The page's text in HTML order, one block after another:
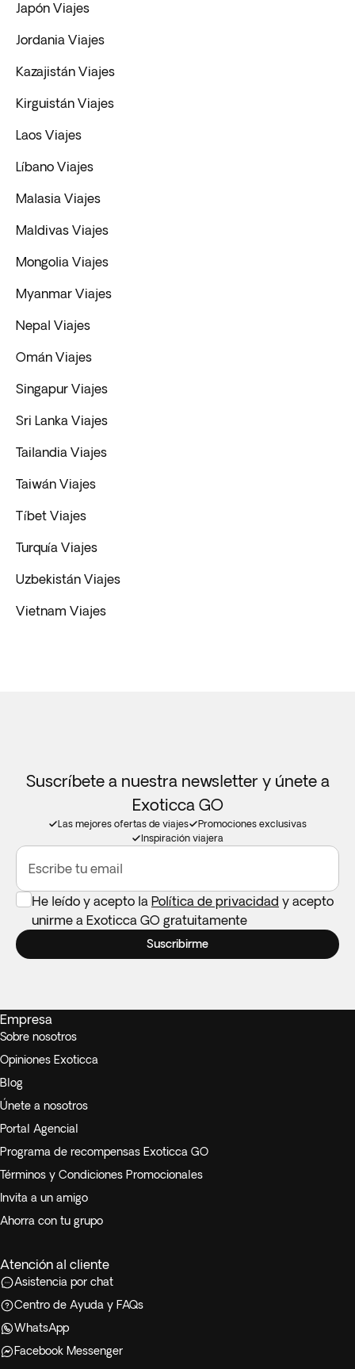
Japón Viajes
Jordania Viajes
Kazajistán Viajes
Kirguistán Viajes
Laos Viajes
Líbano Viajes
Malasia Viajes
Maldivas Viajes
Mongolia Viajes
Myanmar Viajes
Nepal Viajes
Omán Viajes
Singapur Viajes
Sri Lanka Viajes
Tailandia Viajes
Taiwán Viajes
Tíbet Viajes
Turquía Viajes
Uzbekistán Viajes
Vietnam Viajes
Suscríbete a nuestra newsletter y únete a
Exoticca GO
Las mejores ofertas de viajes
Promociones exclusivas
Inspiración viajera
Escribe tu email
He leído y acepto la Política de privacidad y acepto
unirme a Exoticca GO gratuitamente
Suscribirme
Empresa
Sobre nosotros
Opiniones Exoticca
Blog
Únete a nosotros
Portal Agencial
Programa de recompensas Exoticca GO
Términos y Condiciones Promocionales
Invita a un amigo
Ahorra con tu grupo
Atención al cliente
Asistencia por chat
Centro de Ayuda y FAQs
WhatsApp
Facebook Messenger